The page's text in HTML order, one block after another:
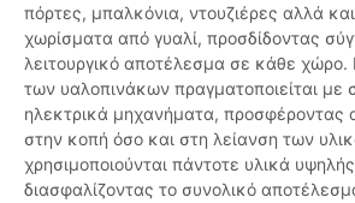
πόρτες, μπαλκόνια, ντουζιέρες αλλά
χωρίσματα από γυαλί, προσδίδοντας
λειτουργικό αποτέλεσμα σε κάθε χώρο.
των υαλοπινάκων πραγματοποιείται με
ηλεκτρικά μηχανήματα, προσφέροντας
στην κοπή όσο και στη λείανση των
χρησιμοποιούνται πάντοτε υλικά
διασφαλίζοντας το συνολικό